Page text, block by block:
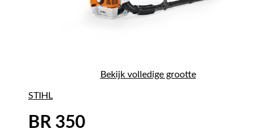
Bekijk volledige grootte
STIHL
BR 350